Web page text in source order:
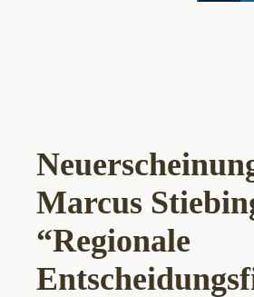
Marcus
“Regionale